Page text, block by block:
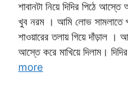
শাবানটা নিয়ে দিদির পিঠে আস্তে
খুব নরম । আমি লোভ সামলাতে
শাওয়ারের তলায় গিয়ে দাঁড়াল ।
আস্তে করে মাখিয়ে দিলাম।
more